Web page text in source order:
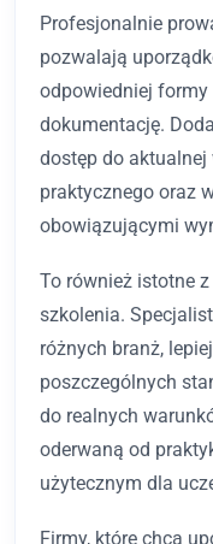
Profesjonalnie
pozwalają
odpowiedniej formy
dokumentację.
dostęp do aktualnej
praktycznego oraz
obowiązującymi
To również istotne
szkolenia.
różnych branż,
poszczególnych
do realnych
oderwaną od
użytecznym dla
Firmy, które chcą